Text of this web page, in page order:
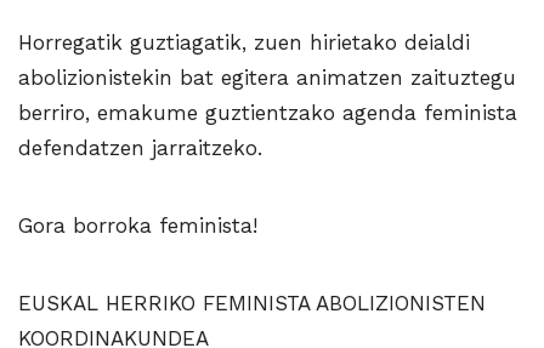
Horregatik guztiagatik, zuen hirietako deialdi
abolizionistekin bat egitera animatzen zaituztegu
berriro, emakume guztientzako agenda feminista
defendatzen jarraitzeko.
Gora borroka feminista!
EUSKAL HERRIKO FEMINISTA ABOLIZIONISTEN
KOORDINAKUNDEA